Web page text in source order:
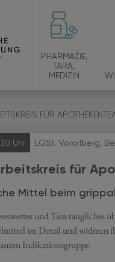
PHARMAZIE,
TARA,
MEDIZIN
FÜR
Uhr LGSt. Vorarlberg,
für
Mittel beim
und Tara-
im Detail und
Indikationsgruppe.